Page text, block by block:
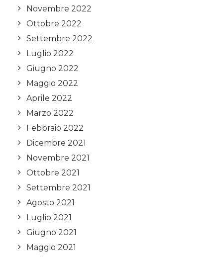
Novembre 2022
Ottobre 2022
Settembre 2022
Luglio 2022
Giugno 2022
Maggio 2022
Aprile 2022
Marzo 2022
Febbraio 2022
Dicembre 2021
Novembre 2021
Ottobre 2021
Settembre 2021
Agosto 2021
Luglio 2021
Giugno 2021
Maggio 2021